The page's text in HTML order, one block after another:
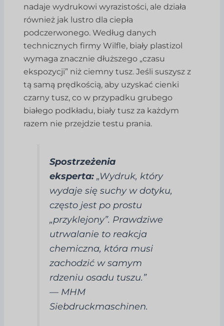
nadaje wydrukowi wyrazistości, ale działa
również jak lustro dla ciepła
podczerwonego. Według danych
technicznych firmy Wilfle, biały plastizol
wymaga znacznie dłuższego „czasu
ekspozycji” niż ciemny tusz. Jeśli suszysz z
tą samą prędkością, aby uzyskać cienki
czarny tusz, co w przypadku grubego
białego podkładu, biały tusz za każdym
razem nie przejdzie testu prania.
Spostrzeżenia
eksperta:„Wydruk, który
wydaje się suchy w dotyku,
często jest po prostu
„przyklejony”. Prawdziwe
utrwalanie to reakcja
chemiczna, która musi
zachodzić w samym
rdzeniu osadu tuszu.”
— MHM
Siebdruckmaschinen.